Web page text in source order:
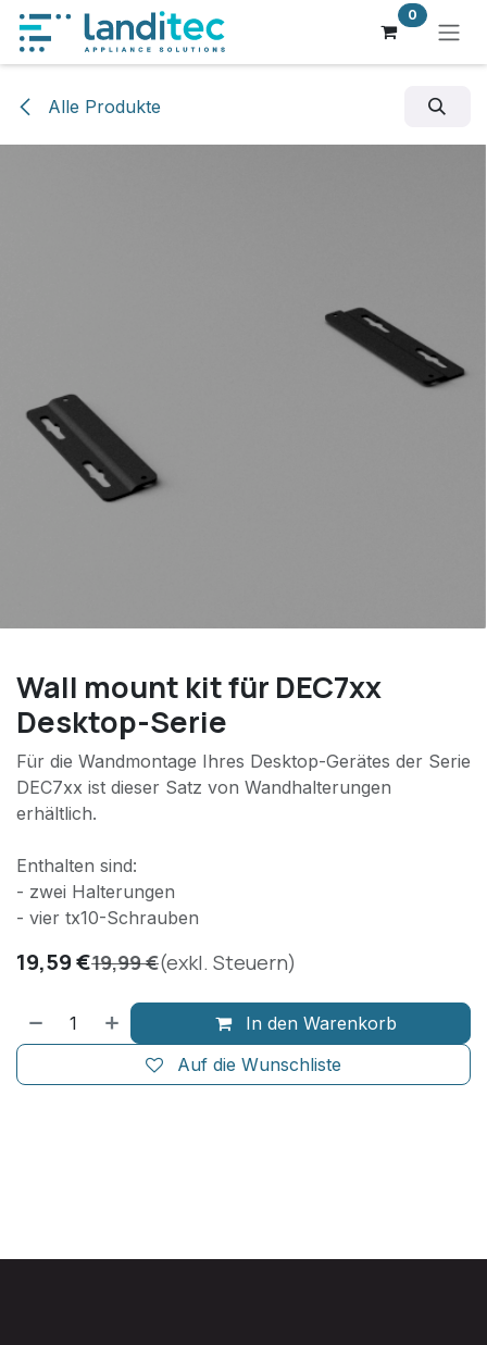
Zum Inhalt springen 0
Alle Produkte
Wall mount kit für DEC7xx
Desktop-Serie
Für die Wandmontage Ihres Desktop-Gerätes der Serie
DEC7xx ist dieser Satz von Wandhalterungen
erhältlich.
Enthalten sind:
- zwei Halterungen
- vier tx10-Schrauben
19,59€19,99€(exkl. Steuern)
In den Warenkorb
Auf die Wunschliste